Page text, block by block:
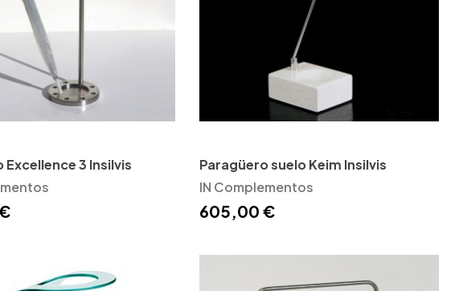
Excellence 3 Insilvis
Paragüero suelo Keim Insilvis
IN Complementos
605,00 €